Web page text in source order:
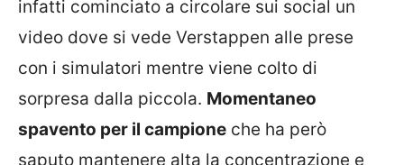
infatti cominciato a circolare sui social un
video dove si vede Verstappen alle prese
con i simulatori mentre viene colto di
sorpresa dalla piccola. Momentaneo
spavento per il campione che ha però
saputo mantenere alta la concentrazione e